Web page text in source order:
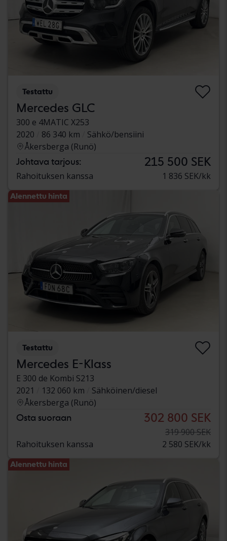
Testattu
Mercedes GLC
300 e 4MATIC X253
2020
86 340 km
Sähkö/bensiini
Åkersberga (Runö)
Johtava tarjous: 215 500 SEK
Rahoituksen kanssa 1 836 SEK/kk
Alennettu hinta
Testattu
Mercedes E-Klass
E 300 de Kombi S213
2021
132 060 km
Sähköinen/diesel
Åkersberga (Runö)
Osta suoraan 302 800 SEK
319 900 SEK
Rahoituksen kanssa
2 580 SEK/kk
Alennettu hinta